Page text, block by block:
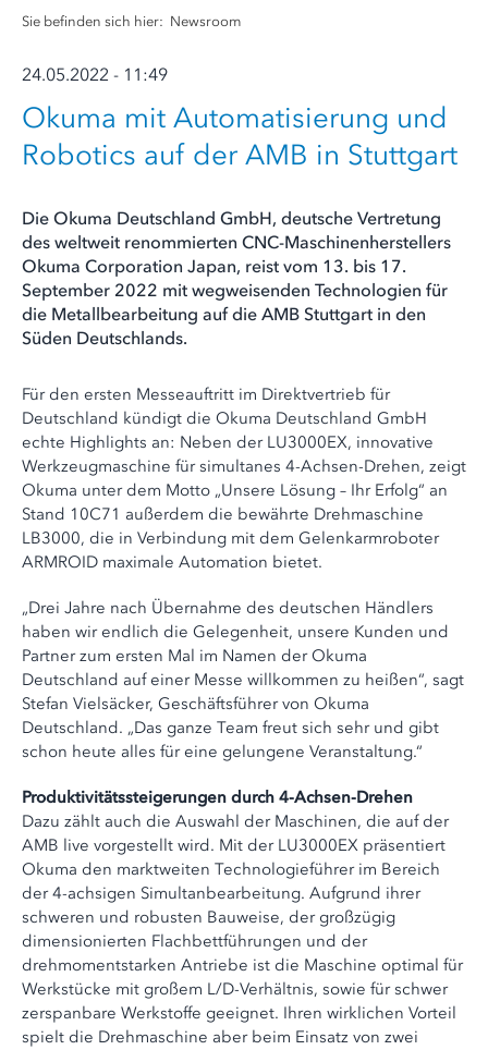
Sie befinden sich hier: Newsroom
24.05.2022 - 11:49
Okuma mit Automatisierung und
Robotics auf der AMB in Stuttgart
Die Okuma Deutschland GmbH, deutsche Vertretung
des weltweit renommierten CNC-Maschinenherstellers
Okuma Corporation Japan, reist vom 13. bis 17.
September 2022 mit wegweisenden Technologien für
die Metallbearbeitung auf die AMB Stuttgart in den
Süden Deutschlands.
Für den ersten Messeauftritt im Direktvertrieb für
Deutschland kündigt die Okuma Deutschland GmbH
echte Highlights an: Neben der LU3000EX, innovative
Werkzeugmaschine für simultanes 4-Achsen-Drehen, zeigt
Okuma unter dem Motto „Unsere Lösung – Ihr Erfolg“ an
Stand 10C71 außerdem die bewährte Drehmaschine
LB3000, die in Verbindung mit dem Gelenkarmroboter
ARMROID maximale Automation bietet.
„Drei Jahre nach Übernahme des deutschen Händlers
haben wir endlich die Gelegenheit, unsere Kunden und
Partner zum ersten Mal im Namen der Okuma
Deutschland auf einer Messe willkommen zu heißen“, sagt
Stefan Vielsäcker, Geschäftsführer von Okuma
Deutschland. „Das ganze Team freut sich sehr und gibt
schon heute alles für eine gelungene Veranstaltung.“
Produktivitätssteigerungen durch 4-Achsen-Drehen
Dazu zählt auch die Auswahl der Maschinen, die auf der
AMB live vorgestellt wird. Mit der LU3000EX präsentiert
Okuma den marktweiten Technologieführer im Bereich
der 4-achsigen Simultanbearbeitung. Aufgrund ihrer
schweren und robusten Bauweise, der großzügig
dimensionierten Flachbettführungen und der
drehmomentstarken Antriebe ist die Maschine optimal für
Werkstücke mit großem L/D-Verhältnis, sowie für schwer
zerspanbare Werkstoffe geeignet. Ihren wirklichen Vorteil
spielt die Drehmaschine aber beim Einsatz von zwei